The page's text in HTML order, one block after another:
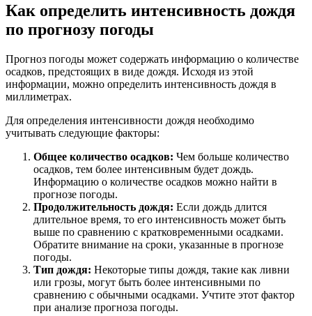
Как определить интенсивность дождя
по прогнозу погоды
Прогноз погоды может содержать информацию о количестве
осадков, предстоящих в виде дождя. Исходя из этой
информации, можно определить интенсивность дождя в
миллиметрах.
Для определения интенсивности дождя необходимо
учитывать следующие факторы:
Общее количество осадков: Чем больше количество
осадков, тем более интенсивным будет дождь.
Информацию о количестве осадков можно найти в
прогнозе погоды.
Продолжительность дождя: Если дождь длится
длительное время, то его интенсивность может быть
выше по сравнению с кратковременными осадками.
Обратите внимание на сроки, указанные в прогнозе
погоды.
Тип дождя: Некоторые типы дождя, такие как ливни
или грозы, могут быть более интенсивными по
сравнению с обычными осадками. Учтите этот фактор
при анализе прогноза погоды.